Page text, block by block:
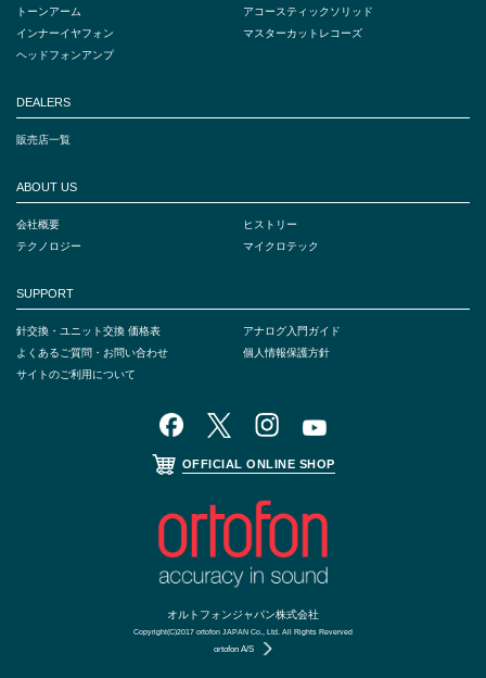
トーンアーム
インナーイヤフォン
ヘッドフォンアンプ
アコースティックソリッド
マスターカットレコーズ
DEALERS
販売店一覧
ABOUT US
会社概要
ヒストリー
テクノロジー
マイクロテック
SUPPORT
針交換・ユニット交換 価格表
アナログ入門ガイド
よくあるご質問・お問い合わせ
個人情報保護方針
サイトのご利用について
OFFICIAL ONLINE SHOP
オルトフォンジャパン株式会社
Copyright(C)2017 ortofon JAPAN Co., Ltd. All Rights Reverved
ortofon A/S